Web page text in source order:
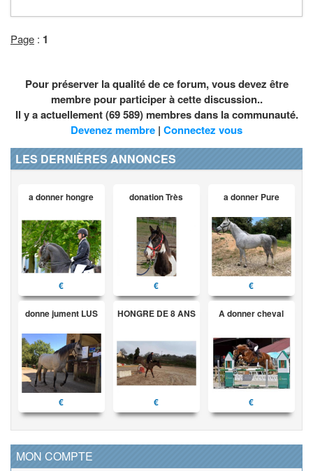
Page : 1
Pour préserver la qualité de ce forum, vous devez être
membre pour participer à cette discussion..
Il y a actuellement (69 589) membres dans la communauté.
Devenez membre | Connectez vous
LES DERNIÈRES ANNONCES
a donner hongre
€
donation Très
€
a donner Pure
€
donne jument LUS
€
HONGRE DE 8 ANS
€
A donner cheval
€
MON COMPTE